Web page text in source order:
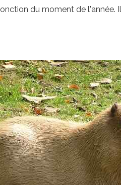
du moment de